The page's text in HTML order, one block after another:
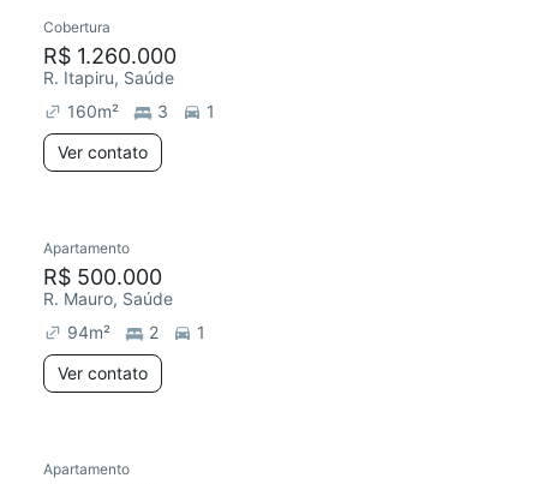
Redecorar
Cobertura
R$ 1.260.000
R. Itapiru, Saúde
160m² 3
1
Ver contato
Apartamento
R$ 500.000
R. Mauro, Saúde
94m² 2
1
Ver contato
Redecorar
Apartamento